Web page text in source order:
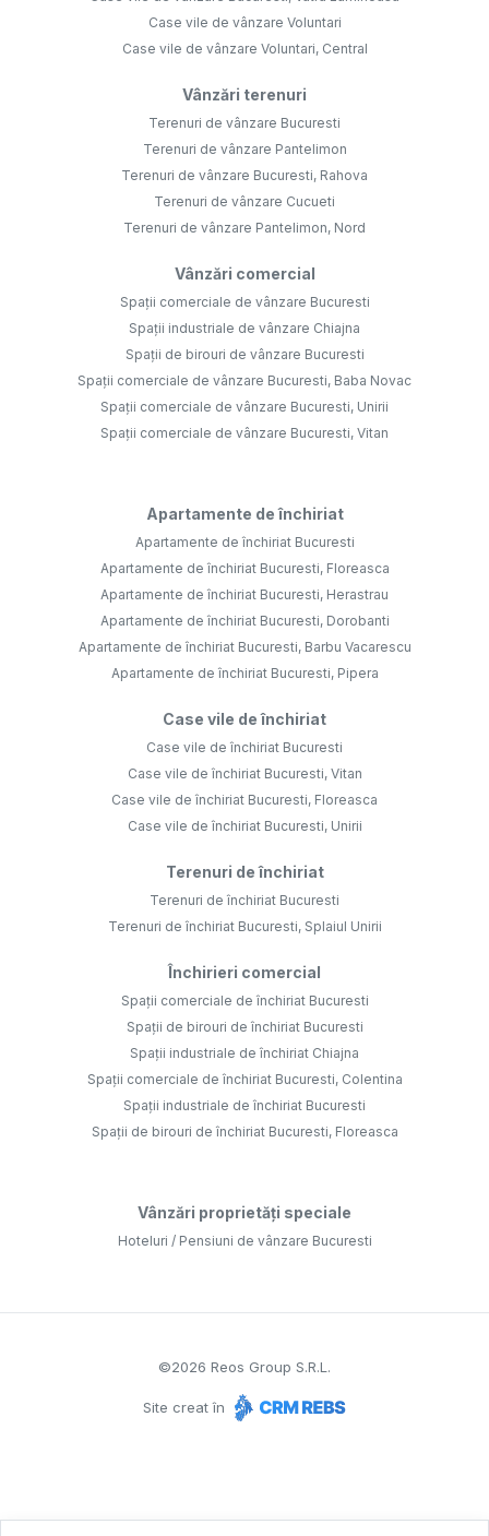
Case vile de vânzare Voluntari
Case vile de vânzare Voluntari, Central
Vânzări terenuri
Terenuri de vânzare Bucuresti
Terenuri de vânzare Pantelimon
Terenuri de vânzare Bucuresti, Rahova
Terenuri de vânzare Cucueti
Terenuri de vânzare Pantelimon, Nord
Vânzări comercial
Spații comerciale de vânzare Bucuresti
Spații industriale de vânzare Chiajna
Spații de birouri de vânzare Bucuresti
Spații comerciale de vânzare Bucuresti, Baba Novac
Spații comerciale de vânzare Bucuresti, Unirii
Spații comerciale de vânzare Bucuresti, Vitan
Apartamente de închiriat
Apartamente de închiriat Bucuresti
Apartamente de închiriat Bucuresti, Floreasca
Apartamente de închiriat Bucuresti, Herastrau
Apartamente de închiriat Bucuresti, Dorobanti
Apartamente de închiriat Bucuresti, Barbu Vacarescu
Apartamente de închiriat Bucuresti, Pipera
Case vile de închiriat
Case vile de închiriat Bucuresti
Case vile de închiriat Bucuresti, Vitan
Case vile de închiriat Bucuresti, Floreasca
Case vile de închiriat Bucuresti, Unirii
Terenuri de închiriat
Terenuri de închiriat Bucuresti
Terenuri de închiriat Bucuresti, Splaiul Unirii
Închirieri comercial
Spații comerciale de închiriat Bucuresti
Spații de birouri de închiriat Bucuresti
Spații industriale de închiriat Chiajna
Spații comerciale de închiriat Bucuresti, Colentina
Spații industriale de închiriat Bucuresti
Spații de birouri de închiriat Bucuresti, Floreasca
Vânzări proprietăți speciale
Hoteluri / Pensiuni de vânzare Bucuresti
©2026 Reos Group S.R.L.
Site creat în